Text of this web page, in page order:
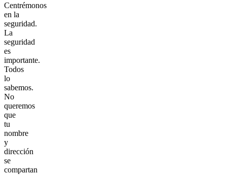
Centrémonos
en la
seguridad.
La
seguridad
es
importante.
Todos
lo
sabemos.
No
queremos
que
tu
nombre
y
dirección
se
compartan